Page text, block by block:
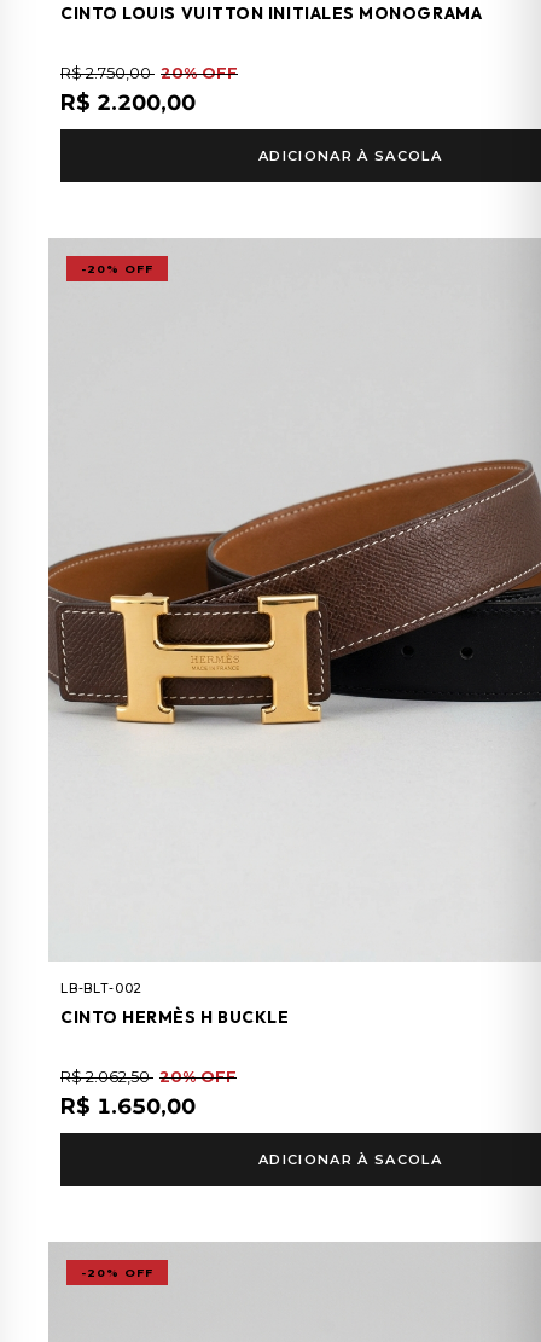
CINTO LOUIS VUITTON INITIALES MONOGRAMA
R$ 2.750,00 20% OFF
R$ 2.200,00
ADICIONAR À SACOLA
-20% OFF
LB-BLT-002
CINTO HERMÈS H BUCKLE
R$ 2.062,50 20% OFF
R$ 1.650,00
ADICIONAR À SACOLA
-20% OFF